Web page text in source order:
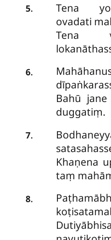
5.
Tena
ovadati
Tena
6.
Bahū
duggatiṃ.
7.
Khaṇena
taṃ
8.